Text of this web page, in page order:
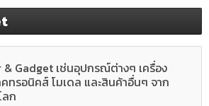
& Gadget เช่นอุปกรณ์ต่างๆ เครื่อง
ทรอนิคส์ โมเดล และสินค้าอื่นๆ จาก
ก